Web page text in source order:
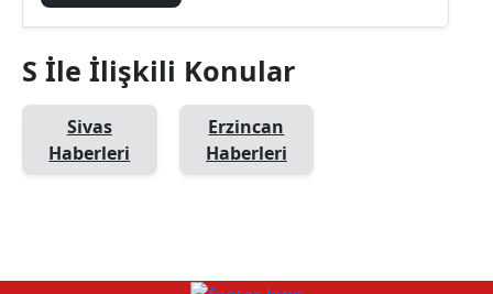
S İle İlişkili Konular
Sivas
Haberleri
Erzincan
Haberleri